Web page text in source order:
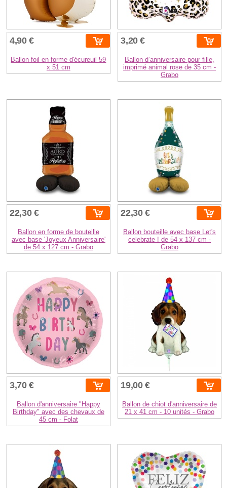
4,90 €
Ballon foil en forme d'écureuil 59
x 51 cm
3,20 €
Ballon d’anniversaire pour fille,
imprimé animal rose de 35 cm -
Grabo
22,30 €
Ballon en forme de bouteille
avec base 'Joyeux Anniversaire'
de 54 x 127 cm - Grabo
22,30 €
Ballon bouteille avec base Let's
celebrate ! de 54 x 137 cm -
Grabo
3,70 €
Ballon d'anniversaire "Happy
Birthday" avec des chevaux de
45 cm - Folat
19,00 €
Ballon de chiot d'anniversaire de
21 x 41 cm - 10 unités - Grabo